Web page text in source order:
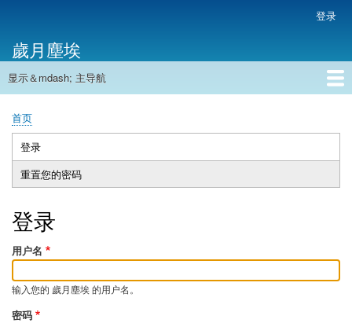
主
内
帐
户
菜
单
登录
歲月塵埃
主
航
显示＆mdash; 主导航
首页
面
包
屑
首页
主
标
登录
动
标
重置您的密码
登录
用户名
输入您的 歲月塵埃 的用户名。
密码